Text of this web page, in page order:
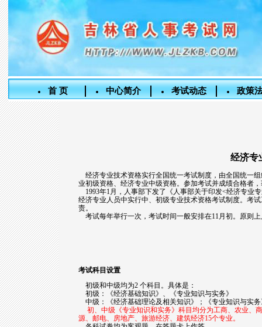
首 页 中心简介 考试动态 政策
经济专
经济专业技术资格实行全国统一考试制度，由全国统一
业初级资格、经济专业中级资格。参加考试并成绩合格者
1993年1月，人事部下发了《人事部关于印发<经济专业
经济专业人员中实行中、初级专业技术资格考试制度。考
责。
考试每年举行一次，考试时间一般安排在11月初。原则
考试科目设置
初级和中级均为2 个科目。具体是：
初级：《经济基础知识》、《专业知识与实务》
中级：《经济基础理论及相关知识》；《专业知识与实务
初、中级《专业知识和实务》科目均分为工商、农业、
源、邮电、房地产、旅游经济、建筑经济15个专业。